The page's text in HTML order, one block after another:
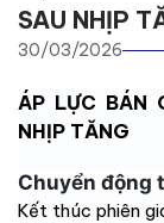
SAU NHỊP
30/03/2026
ÁP LỰC BÁN
NHỊP TĂNG
Chuyển động
Kết thúc phiên